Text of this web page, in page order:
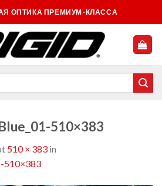
ОПТИКА ПРЕМИУМ-КЛАССА
510×383
510 × 383 in
510×383